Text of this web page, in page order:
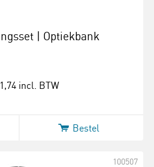
| Optiekbank
incl. BTW
Bestel
100507